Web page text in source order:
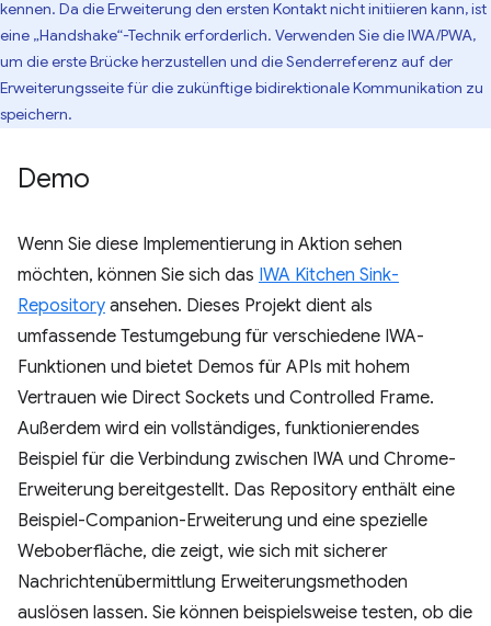
kennen. Da die Erweiterung den ersten Kontakt nicht initiieren kann, ist
eine „Handshake“-Technik erforderlich. Verwenden Sie die IWA/PWA,
um die erste Brücke herzustellen und die Senderreferenz auf der
Erweiterungsseite für die zukünftige bidirektionale Kommunikation zu
speichern.
Demo
Wenn Sie diese Implementierung in Aktion sehen
möchten, können Sie sich das IWA Kitchen Sink-
Repository ansehen. Dieses Projekt dient als
umfassende Testumgebung für verschiedene IWA-
Funktionen und bietet Demos für APIs mit hohem
Vertrauen wie Direct Sockets und Controlled Frame.
Außerdem wird ein vollständiges, funktionierendes
Beispiel für die Verbindung zwischen IWA und Chrome-
Erweiterung bereitgestellt. Das Repository enthält eine
Beispiel-Companion-Erweiterung und eine spezielle
Weboberfläche, die zeigt, wie sich mit sicherer
Nachrichtenübermittlung Erweiterungsmethoden
auslösen lassen. Sie können beispielsweise testen, ob die